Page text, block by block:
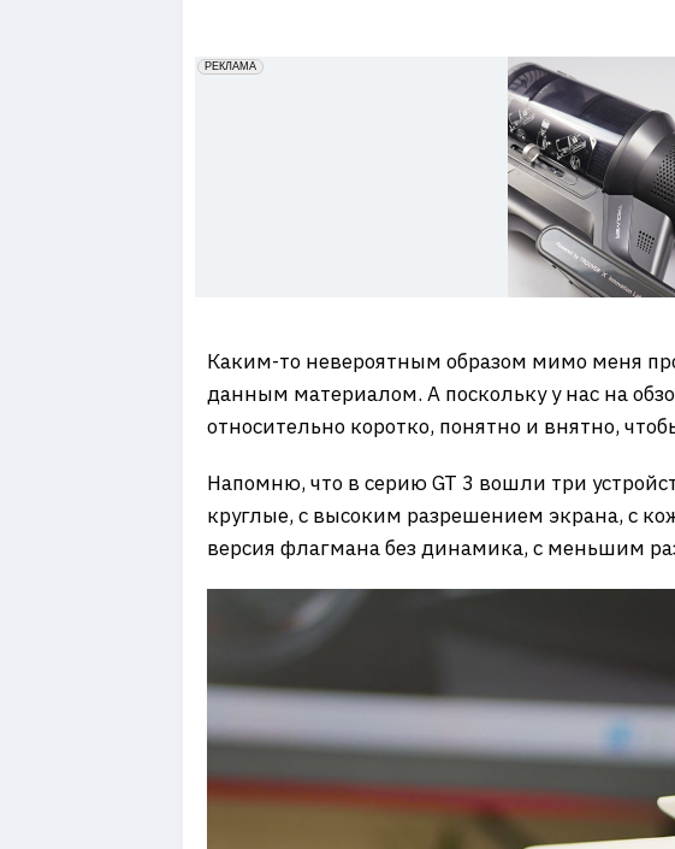
erid: 2VfnxxmNzs5
РЕКЛАМА
Каким-то невероятным образом мимо меня
данным материалом. А поскольку у нас на
относительно коротко, понятно и внятно,
Напомню, что в серию GT 3 вошли три
круглые, с высоким разрешением экрана, с
версия флагмана без динамика, с меньшим